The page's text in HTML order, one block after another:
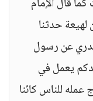
قال الإمام
حدثنا
عن رسول
يعمل في
للناس كائنا